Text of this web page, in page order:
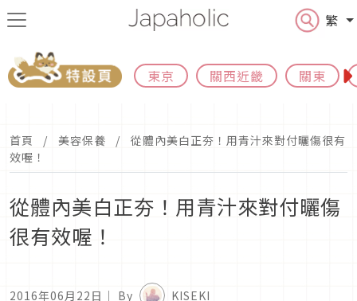
繁
東京 關西近畿 關東
首頁 美容保養
從體內美白正夯！用青汁來對付曬傷很有
效喔！
從體內美白正夯！用青汁來對付曬傷
很有效喔！
2016年06月22日 ｜ By KISEKI